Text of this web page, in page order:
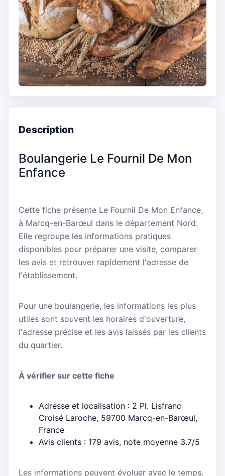
Description
Boulangerie Le Fournil De Mon
Enfance
Cette fiche présente Le Fournil De Mon Enfance,
à Marcq-en-Barœul dans le département Nord.
Elle regroupe les informations pratiques
disponibles pour préparer une visite, comparer
les avis et retrouver rapidement l'adresse de
l'établissement.
Pour une boulangerie, les informations les plus
utiles sont souvent les horaires d'ouverture,
l'adresse précise et les avis laissés par les clients
du quartier.
À vérifier sur cette fiche
Adresse et localisation : 2 Pl. Lisfranc
Croisé Laroche, 59700 Marcq-en-Barœul,
France
Avis clients : 179 avis, note moyenne 3.7/5
Les informations peuvent évoluer avec le temps.